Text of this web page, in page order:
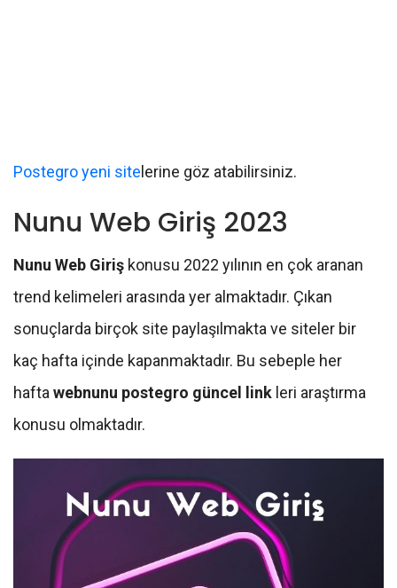
Postegro yeni sitelerine göz atabilirsiniz.
Nunu Web Giriş 2023
Nunu Web Giriş konusu 2022 yılının en çok aranan
trend kelimeleri arasında yer almaktadır. Çıkan
sonuçlarda birçok site paylaşılmakta ve siteler bir
kaç hafta içinde kapanmaktadır. Bu sebeple her
hafta webnunu postegro güncel link leri araştırma
konusu olmaktadır.